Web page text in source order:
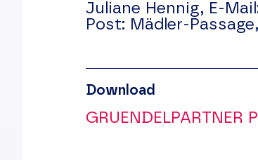
Juliane Hennig, E-
Post: Mädler-
Download
GRUENDELPARTNER